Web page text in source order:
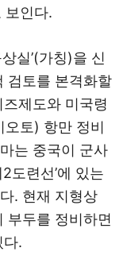
보인다.
실’(가칭)을 신
검토를 본격화할
제도와 미국령
토) 항만 정비
는 중국이 군사
도련선’에 있는
. 현재 지형상
부두를 정비하면
다.